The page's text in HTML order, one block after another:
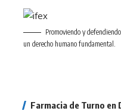
Promoviendo y
un derecho humano fundamental.
Farmacia de Turno en